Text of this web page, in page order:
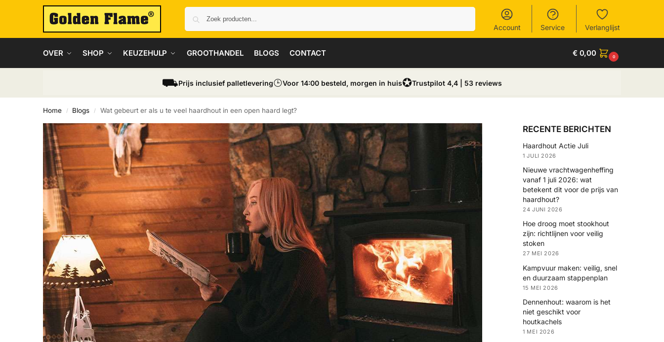
Account Service Verlanglijst
OVER SHOP KEUZEHULP GROOTHANDEL BLOGS CONTACT €0,00 0
⛟Prijs inclusief palletlevering⌚︎Voor 14:00 besteld, morgen in huis✪Trustpilot 4,4 | 53 reviews
Home / Blogs / Wat gebeurt er als u te veel haardhout in een open haard legt?
RECENTE BERICHTEN
Haardhout Actie Juli
1 JULI 2026
Nieuwe vrachtwagenheffing
vanaf 1 juli 2026: wat
betekent dit voor de prijs van
haardhout?
24 JUNI 2026
Hoe droog moet stookhout
zijn: richtlijnen voor veilig
stoken
27 MEI 2026
Kampvuur maken: veilig, snel
en duurzaam stappenplan
15 MEI 2026
Dennenhout: waarom is het
niet geschikt voor
houtkachels
1 MEI 2026